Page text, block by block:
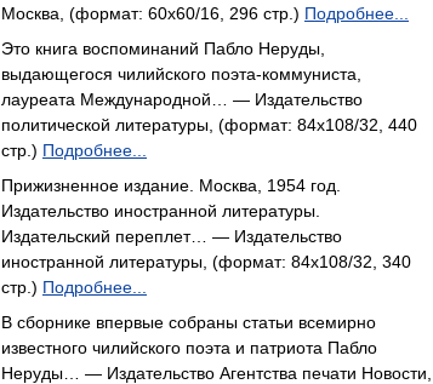
Москва, (формат: 60x60/16, 296 стр.) Подробнее...
Это книга воспоминаний Пабло Неруды,
выдающегося чилийского поэта-коммуниста,
лауреата Международной… — Издательство
политической литературы, (формат: 84x108/32, 440
стр.) Подробнее...
Прижизненное издание. Москва, 1954 год.
Издательство иностранной литературы.
Издательский переплет… — Издательство
иностранной литературы, (формат: 84x108/32, 340
стр.) Подробнее...
В сборнике впервые собраны статьи всемирно
известного чилийского поэта и патриота Пабло
Неруды… — Издательство Агентства печати Новости,